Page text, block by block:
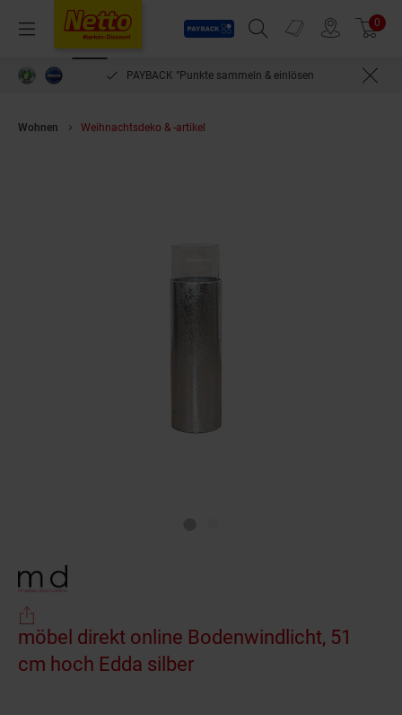
Menü
Payback
Suchfeld einblenden
Prospekte 0
PAYBACK °Punkte sammeln & einlösen
Wohnen Weihnachtsdeko & -artikel
möbel direkt online Bodenwindlicht, 51
cm hoch Edda silber